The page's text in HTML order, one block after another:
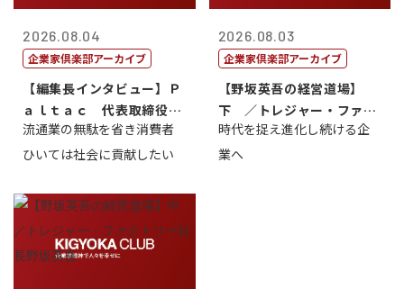
2026.08.04
企業家倶楽部アーカイブ
【編集長インタビュー】Ｐ
ａｌｔａｃ 代表取締役会
長三木田國夫
流通業の無駄を省き消費者
ひいては社会に貢献したい
2026.08.03
企業家倶楽部アーカイブ
【野坂英吾の経営道場】
下 ／トレジャー・ファク
トリー社長野坂...
時代を捉え進化し続ける企
業へ